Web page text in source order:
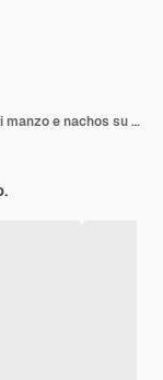
Tacos messicani di fast food con carne di manzo e nachos su sfondo scuro